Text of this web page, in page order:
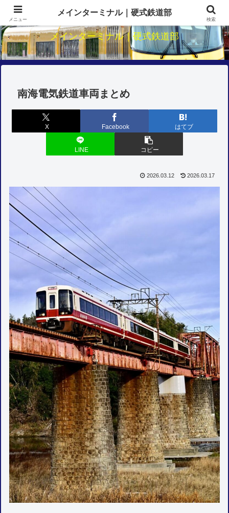
関西鉄道のダイヤ・駅・路線研究
メインターミナル｜硬式鉄道部
南海電気鉄道車両まとめ
X Facebook はてブ
LINE コピー
2026.03.12 2026.03.17
メニュー
メインターミナル｜硬式鉄道部
検索